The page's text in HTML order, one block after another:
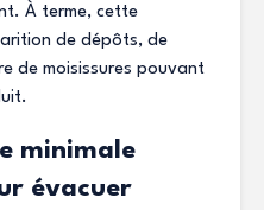
À terme, cette
de dépôts, de
de moisissures pouvant
minimale
évacuer